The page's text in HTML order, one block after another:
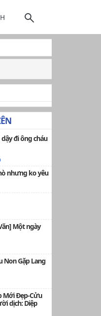
đi ông cháu
nhưng ko yêu
Một ngày
Non Gặp Lang
Mới Đẹp-Cửu
dịch: Diệp